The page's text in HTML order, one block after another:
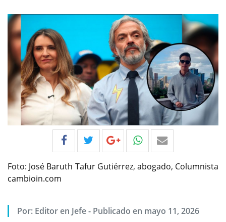
Foto: José Baruth Tafur Gutiérrez, abogado, Columnista
cambioin.com
Por: Editor en Jefe- Publicado en mayo 11, 2026